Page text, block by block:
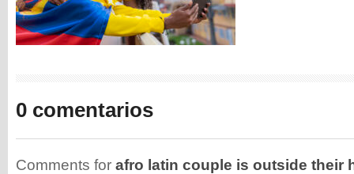
0 comentarios
Comments for afro latin couple is outside their
wp-